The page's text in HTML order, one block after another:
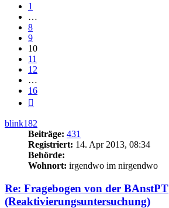
1
…
8
9
10
11
12
…
16
blink182
Beiträge: 431
Registriert: 14. Apr 2013, 08:34
Behörde:
Wohnort: irgendwo im nirgendwo
Re: Fragebogen von der BAnstPT
(Reaktivierungsuntersuchung)